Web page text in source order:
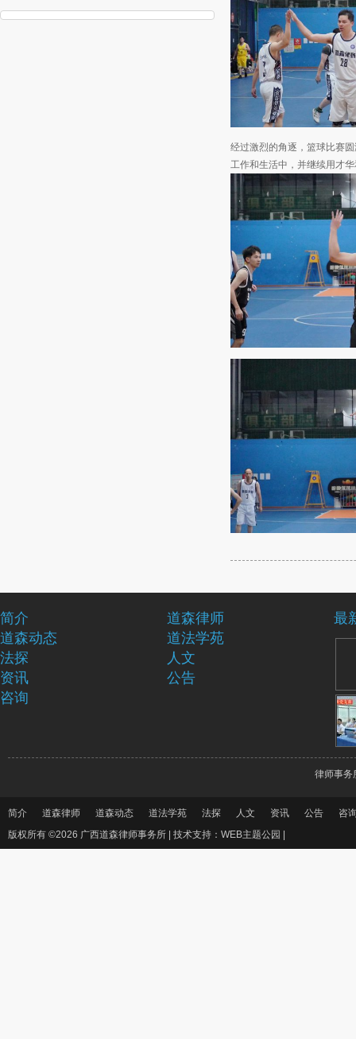
经过激烈的角逐，篮球比赛
工作和生活中，并继续用才
简介
道森律师
道森动态
道法学苑
法探
人文
资讯
公告
咨询
最
律师事务
简介 道森律师 道森动态 道法学苑 法探 人文 资讯 公告
咨
版权所有 ©2026 广西道森律师事务所 | 技术支持：WEB主题公园 |